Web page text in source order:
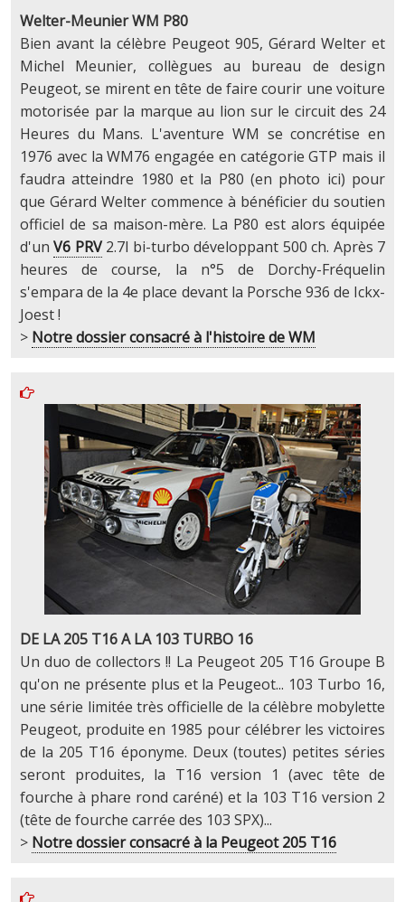
Welter-Meunier WM P80
Bien avant la célèbre Peugeot 905, Gérard Welter et
Michel Meunier, collègues au bureau de design
Peugeot, se mirent en tête de faire courir une voiture
motorisée par la marque au lion sur le circuit des 24
Heures du Mans. L'aventure WM se concrétise en
1976 avec la WM76 engagée en catégorie GTP mais il
faudra atteindre 1980 et la P80 (en photo ici) pour
que Gérard Welter commence à bénéficier du soutien
officiel de sa maison-mère. La P80 est alors équipée
d'unV6 PRV2.7l bi-turbo développant 500 ch. Après 7
heures de course, la n°5 de Dorchy-Fréquelin
s'empara de la 4e place devant la Porsche 936 de Ickx-
Joest !
> Notre dossier consacré à l'histoire de WM
DE LA 205 T16 A LA 103 TURBO 16
Un duo de collectors !! La Peugeot 205 T16 Groupe B
qu'on ne présente plus et la Peugeot... 103 Turbo 16,
une série limitée très officielle de la célèbre mobylette
Peugeot, produite en 1985 pour célébrer les victoires
de la 205 T16 éponyme. Deux (toutes) petites séries
seront produites, la T16 version 1 (avec tête de
fourche à phare rond caréné) et la 103 T16 version 2
(tête de fourche carrée des 103 SPX)...
> Notre dossier consacré à la Peugeot 205 T16